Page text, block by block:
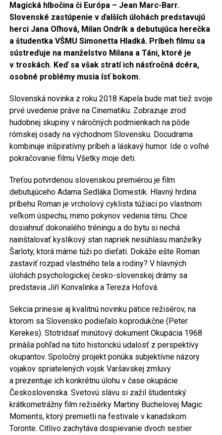
Magická hlbočina či Európa – Jean Marc-Barr.
Slovenské zastúpenie v ďalších úlohách predstavujú
herci Jana Oľhová, Milan Ondrík a debutujúca herečka
a študentka VŠMU Simonetta Hladká. Príbeh filmu sa
sústreďuje na manželstvo Milana a Táni, ktoré je
v troskách. Keď sa však stratí ich násťročná dcéra,
osobné problémy musia ísť bokom.
Slovenská novinka z roku 2018 Kapela bude mat tiež svoje
prvé uvedenie práve na Cinematiku. Zobrazuje zrod
hudobnej skupiny v náročných podmienkach na pôde
rómskej osady na východnom Slovensku. Docudrama
kombinuje inšpiratívny príbeh a láskavý humor. Ide o voľné
pokračovanie filmu Všetky moje deti.
Treťou potvrdenou slovenskou premiérou je film
debutujúceho Adama Sedláka Domestik. Hlavný hrdina
príbehu Roman je vrcholový cyklista túžiaci po vlastnom
veľkom úspechu, mimo pokynov vedenia tímu. Chce
dosiahnuť dokonalého tréningu a do bytu si nechá
nainštalovať kyslíkový stan napriek nesúhlasu manželky
Šarloty, ktorá márne túži po dieťati. Dokáže ešte Roman
zastaviť rozpad vlastného tela a rodiny? V hlavných
úlohách psychologickej česko-slovenskej drámy sa
predstavia Jiří Konvalinka a Tereza Hofová.
Sekcia prinesie aj kvalitnú novinku pätice režisérov, na
ktorom sa Slovensko podieľalo koprodukčne (Peter
Kerekes). Stotridsať minútový dokument Okupácia 1968
prináša pohľad na túto historickú udalosť z perspektívy
okupantov. Spoločný projekt ponúka subjektívne názory
vojakov spriatelených vojsk Varšavskej zmluvy
a prezentuje ich konkrétnu úlohu v čase okupácie
Československa. Svetovú slávu si zažil študentský
krátkometrážny film režisérky Martiny Buchelovej Magic
Moments, ktorý premietli na festivale v kanadskom
Toronte. Citlivo zachytáva dospievanie dvoch sestier